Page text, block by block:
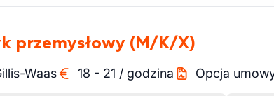
przemysłowy (M/K/X)
Waas 18 - 21 / godzina Opcja